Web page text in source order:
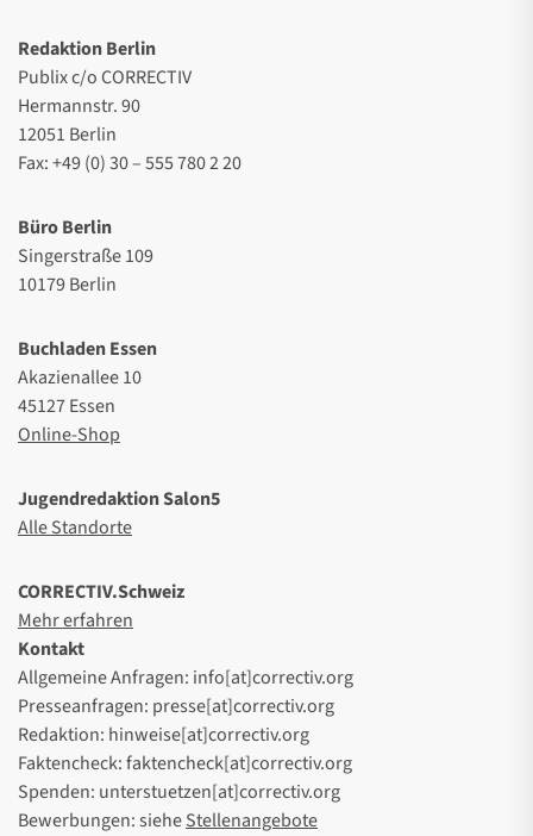
Redaktion Berlin
Publix c/o CORRECTIV
Hermannstr. 90
12051 Berlin
Fax: +49 (0) 30 – 555 780 2 20
Büro Berlin
Singerstraße 109
10179 Berlin
Buchladen Essen
Akazienallee 10
45127 Essen
Online-Shop
Jugendredaktion Salon5
Alle Standorte
CORRECTIV.Schweiz
Mehr erfahren
Kontakt
Allgemeine Anfragen: info[at]correctiv.org
Presseanfragen: presse[at]correctiv.org
Redaktion: hinweise[at]correctiv.org
Faktencheck: faktencheck[at]correctiv.org
Spenden: unterstuetzen[at]correctiv.org
Bewerbungen: sieheStellenangebote